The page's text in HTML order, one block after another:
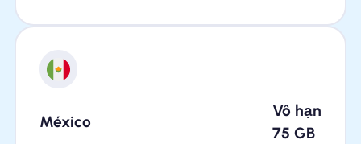
México
Vô hạn
75 GB